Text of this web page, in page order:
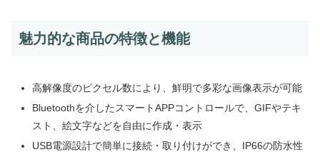
魅力的な商品の特徴と機能
高解像度のピクセル数により、鮮明で多彩な画像表示が可能
Bluetoothを介したスマートAPPコントロールで、GIFやテキ
スト、絵文字などを自由に作成・表示
USB電源設計で簡単に接続・取り付けができ、IP66の防水性